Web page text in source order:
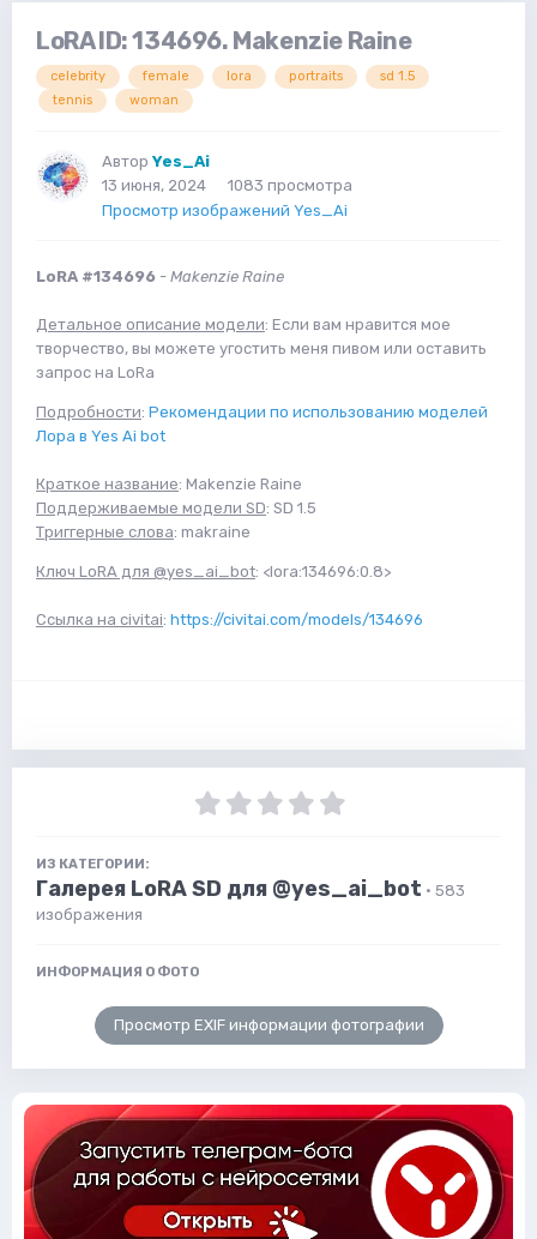
LoRA ID: 134696. Makenzie Raine
celebrity female lora portraits
sd 1.5
tennis
woman
Автор Yes_Ai
13 июня, 2024
1083 просмотра
Просмотр изображений Yes_Ai
LoRA #134696 - Makenzie Raine
Детальное описание модели: Если вам нравится мое
творчество, вы можете угостить меня пивом или оставить
запрос на LoRa
Подробности: Рекомендации по использованию моделей
Лора в Yes Ai bot
Краткое название: Makenzie Raine
Поддерживаемые модели SD: SD 1.5
Триггерные слова: makraine
Ключ LoRA для @yes_ai_bot: <lora:134696:0.8>
Ссылка на civitai: https://civitai.com/models/134696
ИЗ КАТЕГОРИИ:
Галерея LoRA SD для @yes_ai_bot · 583
изображения
ИНФОРМАЦИЯ О ФОТО
Просмотр EXIF информации фотографии